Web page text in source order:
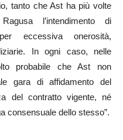
tanto che Ast ha più volte
l’intendimento di
eccessiva onerosità,
In ogni caso, nelle
probabile che Ast non
gara di affidamento del
del contratto vigente, né
consensuale dello stesso”.